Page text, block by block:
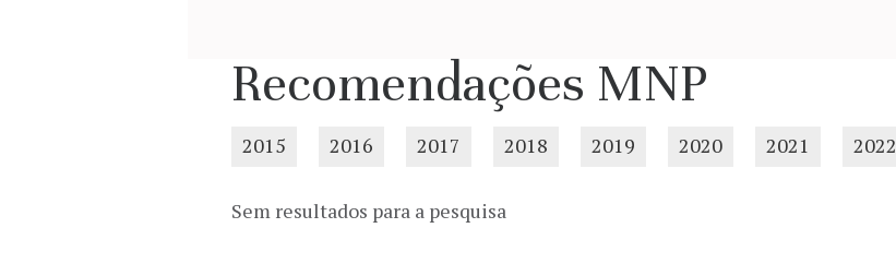
Recomendações MNP
2015 2016 2017 2018 2019 2020 2021 2022
Sem resultados para a pesquisa